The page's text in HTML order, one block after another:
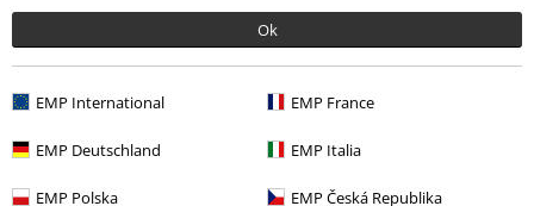
Ok
EMP International EMP France
EMP Deutschland EMP Italia
EMP Polska EMP Česká Republika
kr 207.95